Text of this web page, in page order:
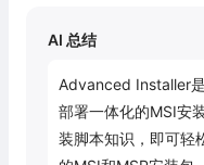
AI 总结
Advanced Installer
部署一体化的MSI安
装脚本知识，即可轻